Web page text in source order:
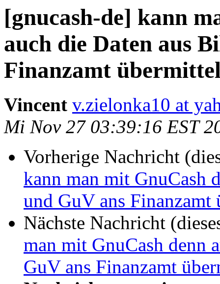
[gnucash-de] kann
auch die Daten aus
Finanzamt
Vincent v.zielonka10 at
Mi Nov 27 03:39:16 EST
Vorherige Nachricht
kann man mit GnuCash
und GuV ans Finanzamt
Nächste Nachricht
man mit GnuCash denn
GuV ans Finanzamt